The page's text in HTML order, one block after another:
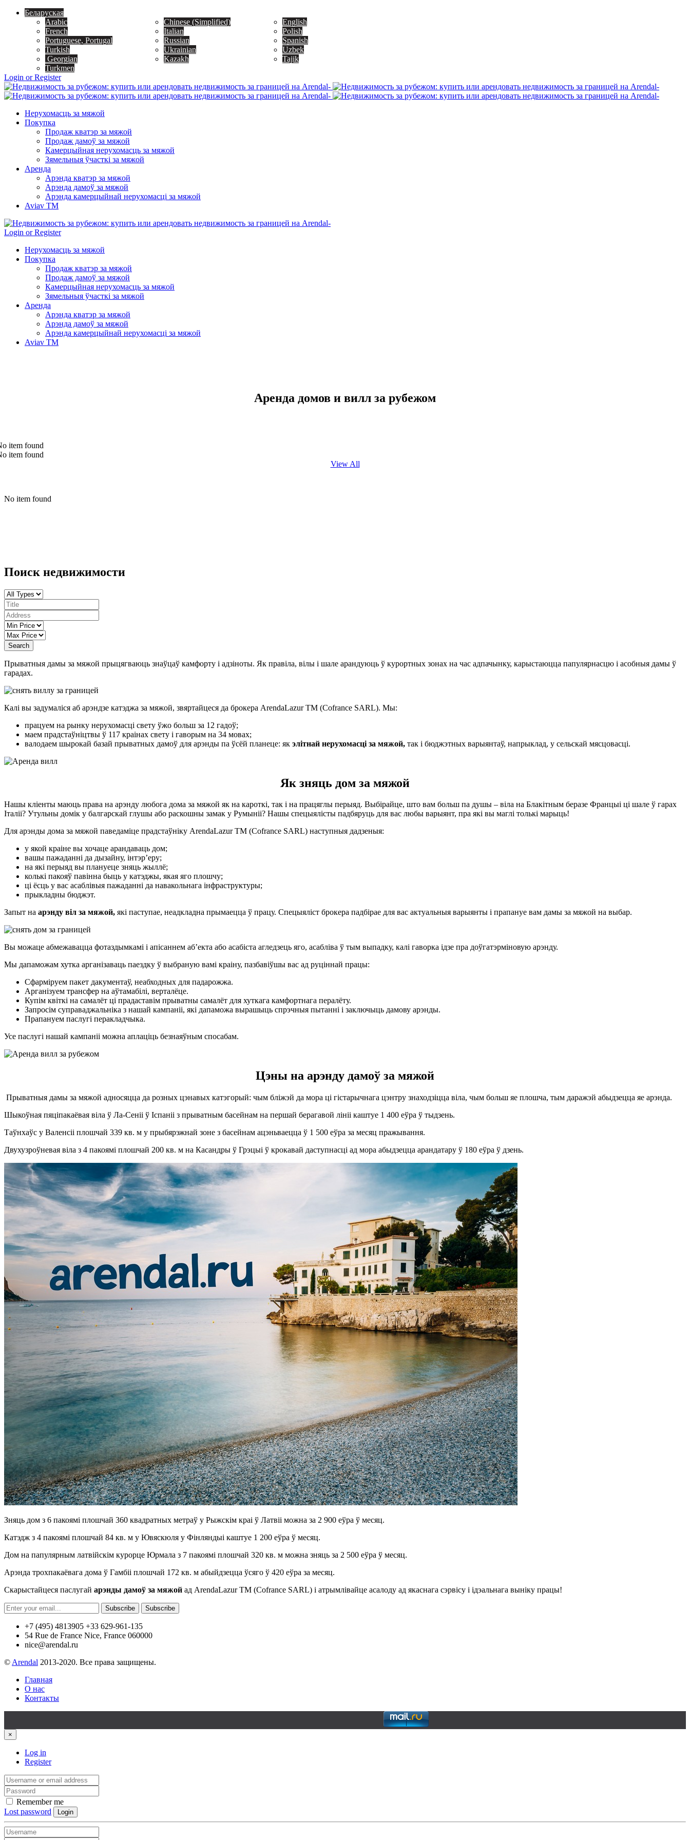
Беларуская
Arabic
Chinese (Simplified)
English
French
Italian
Polish
Portuguese, Portugal
Russian
Spanish
Turkish
Ukrainian
Uzbek
Georgian
Kazakh
Tajik
Turkmen
Login or Register
Нерухомасць за мяжой
Покупка
Продаж кватэр за мяжой
Продаж дамоў за мяжой
Камерцыйная нерухомасць за мяжой
Зямельныя ўчасткі за мяжой
Аренда
Арэнда кватэр за мяжой
Арэнда дамоў за мяжой
Арэнда камерцыйнай нерухомасці за мяжой
Aviav TM
Login or Register
Нерухомасць за мяжой
Покупка
Продаж кватэр за мяжой
Продаж дамоў за мяжой
Камерцыйная нерухомасць за мяжой
Зямельныя ўчасткі за мяжой
Аренда
Арэнда кватэр за мяжой
Арэнда дамоў за мяжой
Арэнда камерцыйнай нерухомасці за мяжой
Aviav TM
Аренда домов и вилл за рубежом
item found
item found
View All
No item found
Поиск недвижимости
Search
Прыватныя дамы за мяжой прыцягваюць знаўцаў камфорту і адзіноты. Як правіла, вілы і шале арандуюць ў курортных зонах на час адпачынку, карыстаюцца папулярнасцю і асобныя дамы ў
гарадах.
Калі вы задумаліся аб арэндзе катэджа за мяжой, звяртайцеся да брокера ArendaLazur TM (Cofrance SARL). Мы:
працуем на рынку нерухомасці свету ўжо больш за 12 гадоў;
маем прадстаўніцтвы ў 117 краінах свету і гаворым на 34 мовах;
валодаем шырокай базай прыватных дамоў для арэнды па ўсёй планеце: як элітнай нерухомасці за мяжой, так і бюджэтных варыянтаў, напрыклад, у сельскай мясцовасці.
Як зняць дом за мяжой
Нашы кліенты маюць права на арэнду любога дома за мяжой як на кароткі, так і на працяглы перыяд. Выбірайце, што вам больш па душы – віла на Блакітным беразе Францыі ці шале ў гарах
Італіі? Утульны домік у балгарскай глушы або раскошны замак у Румыніі? Нашы спецыялісты падбяруць для вас любы варыянт, пра які вы маглі толькі марыць!
Для арэнды дома за мяжой паведаміце прадстаўніку ArendaLazur TM (Cofrance SARL) наступныя дадзеныя:
у якой краіне вы хочаце арандаваць дом;
вашы пажаданні да дызайну, інтэр’еру;
на які перыяд вы плануеце зняць жыллё;
колькі пакояў павінна быць у катэджы, якая яго плошчу;
ці ёсць у вас асаблівыя пажаданні да навакольнага інфраструктуры;
прыкладны бюджэт.
Запыт на арэнду віл за мяжой, які паступае, неадкладна прымаецца ў працу. Спецыяліст брокера падбірае для вас актуальныя варыянты і прапануе вам дамы за мяжой на выбар.
Вы можаце абмежавацца фотаздымкамі і апісаннем аб’екта або асабіста агледзець яго, асабліва ў тым выпадку, калі гаворка ідзе пра доўгатэрміновую арэнду.
Мы дапаможам хутка арганізаваць паездку ў выбраную вамі краіну, пазбавіўшы вас ад руціннай працы:
Сфарміруем пакет дакументаў, неабходных для падарожжа.
Арганізуем трансфер на аўтамабілі, верталёце.
Купім квіткі на самалёт ці прадаставім прыватны самалёт для хуткага камфортнага пералёту.
Запросім суправаджальніка з нашай кампаніі, які дапаможа вырашыць спрэчныя пытанні і заключыць дамову арэнды.
Прапануем паслугі перакладчыка.
Усе паслугі нашай кампаніі можна аплаціць безнаяўным спосабам.
Цэны на арэнду дамоў за мяжой
Прыватныя дамы за мяжой адносяцца да розных цэнавых катэгорый: чым бліжэй да мора ці гістарычнага цэнтру знаходзіцца віла, чым больш яе плошча, тым даражэй абыдзецца яе арэнда.
Шыкоўная пяціпакаёвая віла ў Ла-Сеніі ў Іспаніі з прыватным басейнам на першай берагавой лініі каштуе 1 400 еўра ў тыдзень.
Таўнхаўс у Валенсіі плошчай 339 кв. м у прыбярэжнай зоне з басейнам ацэньваецца ў 1 500 еўра за месяц пражывання.
Двухузроўневая віла з 4 пакоямі плошчай 200 кв. м на Касандры ў Грэцыі ў крокавай даступнасці ад мора абыдзецца арандатару ў 180 еўра ў дзень.
Зняць дом з 6 пакоямі плошчай 360 квадратных метраў у Рыжскім краі ў Латвіі можна за 2 900 еўра ў месяц.
Катэдж з 4 пакоямі плошчай 84 кв. м у Ювяскюля у Фінляндыі каштуе 1 200 еўра ў месяц.
Дом на папулярным латвійскім курорце Юрмала з 7 пакоямі плошчай 320 кв. м можна зняць за 2 500 еўра ў месяц.
Арэнда трохпакаёвага дома ў Гамбіі плошчай 172 кв. м абыйдзецца ўсяго ў 420 еўра за месяц.
Скарыстайцеся паслугай арэнды дамоў за мяжой ад ArendaLazur TM (Cofrance SARL) і атрымлівайце асалоду ад якаснага сэрвісу і ідэальнага выніку працы!
Subscribe Subscribe
+7 (495) 4813905 +33 629-961-135
54 Rue de France Nice, France 060000
nice@arendal.ru
© Arendal 2013-2020. Все права защищены.
Главная
О нас
Контакты
×
Log in
Register
Remember me
Lost password
Login